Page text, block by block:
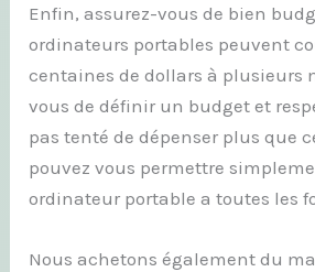
Enfin, assurez-vous de bien
ordinateurs portables peuvent
centaines de dollars à plusieurs
vous de définir un budget et
pas tenté de dépenser plus que
pouvez vous permettre
ordinateur portable a toutes les
Nous achetons également du